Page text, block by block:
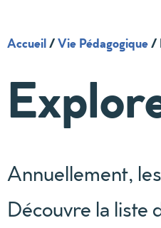
Accueil/Vie Pédagogique/
Annuellement,
Découvre la liste